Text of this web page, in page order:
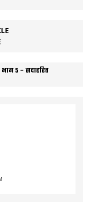
भाग ५ – सदाहरित